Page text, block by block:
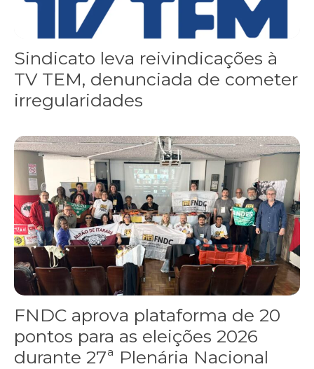
Sindicato leva reivindicações à
TV TEM, denunciada de cometer
irregularidades
FNDC aprova plataforma de 20 pontos para as eleições 2026
FNDC aprova plataforma de 20
pontos para as eleições 2026
durante 27ª Plenária Nacional